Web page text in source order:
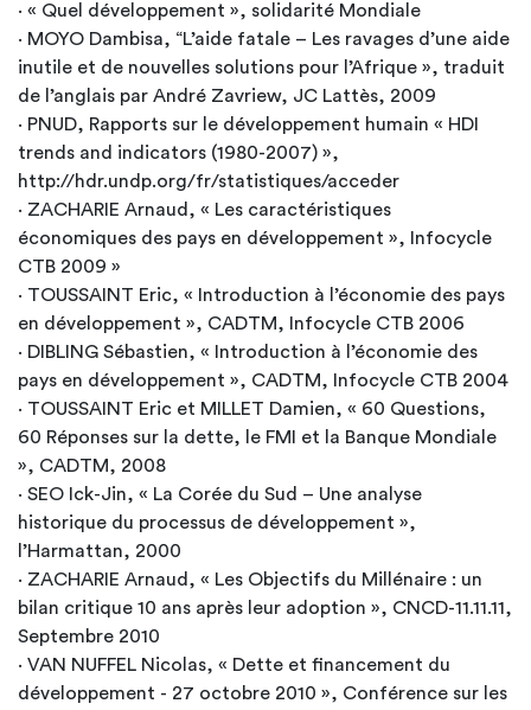
· « Quel développement », solidarité Mondiale
· MOYO Dambisa, “L’aide fatale – Les ravages d’une aide
inutile et de nouvelles solutions pour l’Afrique », traduit
de l’anglais par André Zavriew, JC Lattès, 2009
· PNUD, Rapports sur le développement humain « HDI
trends and indicators (1980-2007) »,
http://hdr.undp.org/fr/statistiques/acceder
· ZACHARIE Arnaud, « Les caractéristiques
économiques des pays en développement », Infocycle
CTB 2009 »
· TOUSSAINT Eric, « Introduction à l’économie des pays
en développement », CADTM, Infocycle CTB 2006
· DIBLING Sébastien, « Introduction à l’économie des
pays en développement », CADTM, Infocycle CTB 2004
· TOUSSAINT Eric et MILLET Damien, « 60 Questions,
60 Réponses sur la dette, le FMI et la Banque Mondiale
», CADTM, 2008
· SEO Ick-Jin, « La Corée du Sud – Une analyse
historique du processus de développement »,
l’Harmattan, 2000
· ZACHARIE Arnaud, « Les Objectifs du Millénaire : un
bilan critique 10 ans après leur adoption », CNCD-11.11.11,
Septembre 2010
· VAN NUFFEL Nicolas, « Dette et financement du
développement - 27 octobre 2010 », Conférence sur les